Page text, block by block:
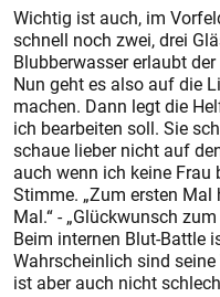
Wichtig ist auch, im
schnell noch zwei, drei
Blubberwasser erlaubt
Nun geht es also auf die
machen. Dann legt die
ich bearbeiten soll. Sie
schaue lieber nicht auf
auch wenn ich keine Frau
Stimme. „Zum ersten Mal
Mal.“ - „Glückwunsch
Beim internen Blut-Battle
Wahrscheinlich sind
ist aber auch nicht